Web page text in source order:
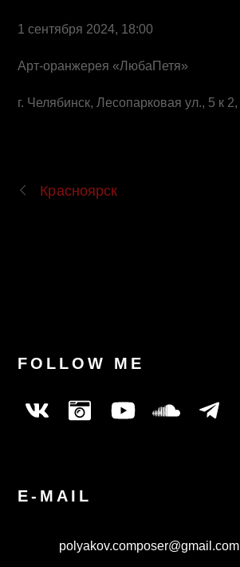
1 сентября 2024, 18:00
Арт-оранжерея «ЛюбаПетя»
г. Челябинск, Лесопарковая ул., 5 к 2,
Красноярск
FOLLOW ME
E-MAIL
polyakov.composer@gmail.com